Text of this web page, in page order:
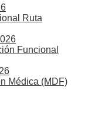
Ruta
Funcional
Médica (MDF)